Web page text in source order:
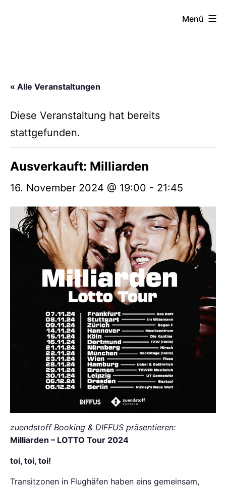
Menü
« Alle Veranstaltungen
Diese Veranstaltung hat bereits
stattgefunden.
Ausverkauft: Milliarden
16. November 2024 @ 19:00 - 21:45
zuendstoff Booking & DIFFUS präsentieren:
Milliarden – LOTTO Tour 2024
toi, toi, toi!
Transitzonen in Flughäfen haben eins gemeinsam,